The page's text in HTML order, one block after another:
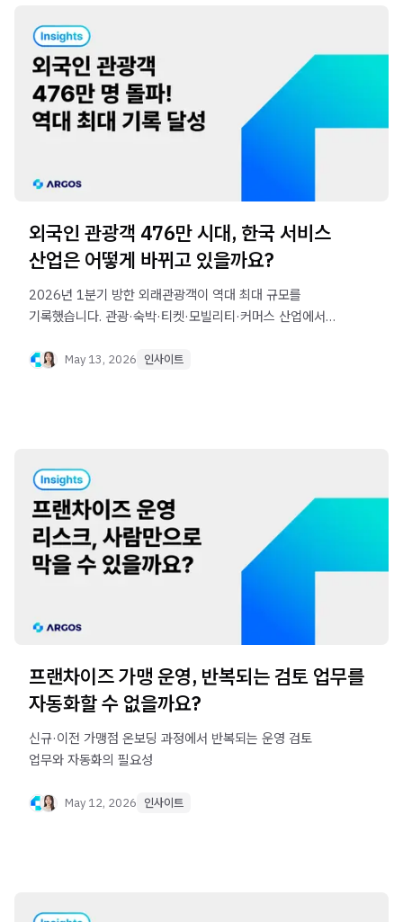
외국인 관광객 476만 시대, 한국 서비스
산업은 어떻게 바뀌고 있을까요?
2026년 1분기 방한 외래관광객이 역대 최대 규모를
기록했습니다. 관광·숙박·티켓·모빌리티·커머스 산업에서는
변화하고 있습니다.
May 13, 2026 인사이트
프랜차이즈 가맹 운영, 반복되는 검토 업무를
자동화할 수 없을까요?
신규·이전 가맹점 온보딩 과정에서 반복되는 운영 검토
업무와 자동화의 필요성
May 12, 2026 인사이트